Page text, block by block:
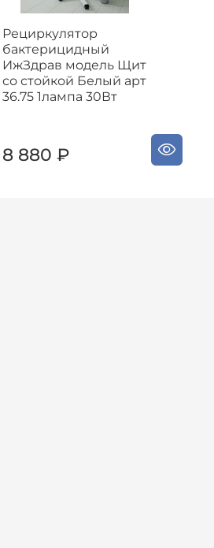
Рециркулятор
бактерицидный
ИжЗдрав модель Щит
со стойкой Белый арт
36.75 1лампа 30Вт
8 880 ₽